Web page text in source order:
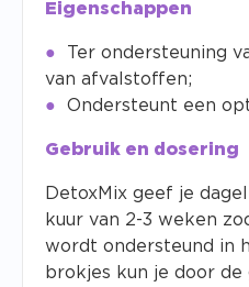
Eigenschappen
Ter ondersteuning
van afvalstoffen;
Ondersteunt een
Gebruik en dosering
DetoxMix geef je
kuur van 2-3 weken
wordt ondersteund in
brokjes kun je door de